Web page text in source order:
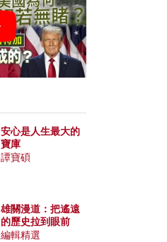
安心是人生最大的
寶庫
譚寶碩
雄關漫道：把遙遠
的歷史拉到眼前
編輯精選